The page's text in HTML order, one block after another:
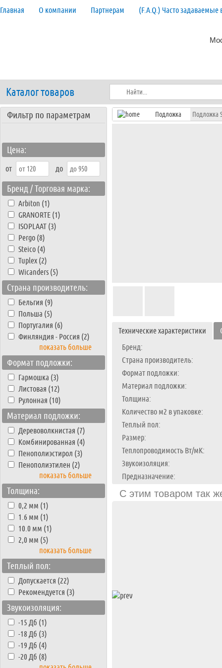
Главная О компании Партнерам (F.A.Q.) Часто задаваемые
Каталог товаров
Фильтр по параметрам
Цена:
от до
Бренд / Торговая марка:
Arbiton (1)
GRANORTE (1)
ISOPLAAT (3)
Pergo (8)
Steico (4)
Tuplex (2)
Wicanders (5)
Страна производитель:
Бельгия (9)
Польша (5)
Португалия (6)
Финляндия - Россия (2)
показать больше
Формат подложки:
Гармошка (3)
Листовая (12)
Рулонная (10)
Материал подложки:
Деревоволкнистая (7)
Комбинированная (4)
Пенополиэстирол (3)
Пенополиэтилен (2)
показать больше
Толщина:
0,2 мм (1)
1.6 мм (1)
10.0 мм (1)
2,0 мм (5)
показать больше
Теплый пол:
Допускается (22)
Рекомендуется (3)
Звукоизоляция:
-15 Дб (1)
-18 Дб (3)
-19 Дб (4)
-20 Дб (8)
Подложка Подложка
Технические характеристики
Бренд:
Страна производитель:
Формат подложки:
Материал подложки:
Толщина:
Количество м2 в упаковке:
Теплый пол:
Размер:
Теплопроводимость Вт/мК:
Звукоизоляция:
Предназначение:
С этим товаром так
доска Karelia
GREY 3S, Urban Soul, 3-х
2266 мм, 14 мм, Масло